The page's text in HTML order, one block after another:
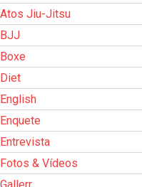
Atos Jiu-Jitsu
BJJ
Boxe
Diet
English
Enquete
Entrevista
Fotos & Vídeos
Gallerr